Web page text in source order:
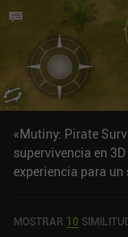
«Mutiny: Pirate
supervivencia en
experiencia para un
sobre 5,0 en Google
MOSTRAR 10